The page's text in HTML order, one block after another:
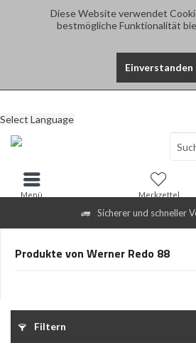
Diese Website verwendet
bestmögliche Funktionalität
Einverstanden
Sicherer und schneller
Select Language
Merkzettel
Menü
Produkte von Werner Redo 88
Filtern